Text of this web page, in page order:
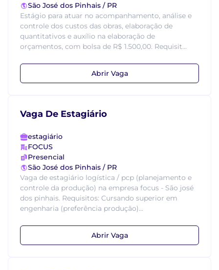
São José dos Pinhais / PR
Estágio para atuar no acompanhamento, análise e
controle dos custos das obras, elaboração de
quantitativos e auxílio na elaboração de
orçamentos, com bolsa de R$ 1.500,00. Requisit...
Abrir Vaga
Vaga De Estagiário
estagiário
FOCUS
Presencial
São José dos Pinhais / PR
Vaga de estagiário logística / pcp (planejamento e
controle da produção) na empresa focus - São josé
dos pinhais. Requisitos: Cursando superior em
engenharia (preferência produção)...
Abrir Vaga